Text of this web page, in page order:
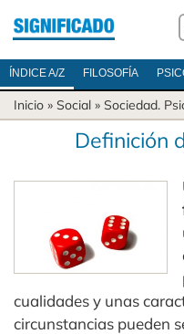
ÍNDICE A/Z FILOSOFÍA
Inicio » Social » Sociedad.
Definición
cualidades y unas
circunstancias pueden